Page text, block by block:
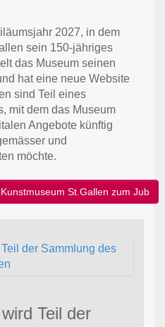
2027, in dem
sein 150-jähriges
das Museum seinen
hat eine neue Website
sind Teil eines
mit dem das Museum
Angebote künftig
und
möchte.
St.Gallen zum Jub
Teil der